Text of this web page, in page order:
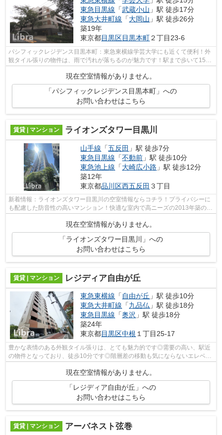
東急目黒線 「武蔵小山 」駅 徒歩17分
東急大井町線 「大岡山 」駅 徒歩26分
築19年
東京都目黒区目黒本町２丁目23-6
パシフィックレジデンス目黒本町：東急東横線学芸大学にも近くて便利！外
観タイル張りの物件は、雨で汚れが落ちるのが魅力です！駅まで歩いて15分
ほどの、魅力的な立地の物件です！初...
現在空室情報がありません。
「パシフィックレジデンス目黒本町」への
お問い合わせはこちら
賃貸 | マンション ライオンズタワー目黒川
山手線 「五反田 」駅 徒歩7分
東急目黒線 「不動前 」駅 徒歩10分
東急池上線 「大崎広小路 」駅 徒歩12分
築12年
東京都品川区西五反田 ３丁目
新着情報：ライオンズタワー目黒川の空室情報ならコチラ！プライバシーに
も配慮した防音性の高いマンション！快適な室内で高ニーズの2013年築の物
現在空室情報がありません。
「ライオンズタワー目黒川」への
お問い合わせはこちら
賃貸 | マンション レジディア自由が丘
東急東横線 「 自由が丘 」駅 徒歩10分
東急大井町線 「九品仏 」駅 徒歩18分
東急目黒線 「奥沢 」駅 徒歩18分
築24年
東京都目黒区中根 １丁目25-17
豊かな表情のある外観タイル張りは、とても魅力的です◎需要の高い、駅近
の物件となっており、徒歩10分です◎階層差の移動も気にならないエレベー
現在空室情報がありません。
「レジディア自由が丘」への
お問い合わせはこちら
賃貸 | マンション アーバネスト弦巻